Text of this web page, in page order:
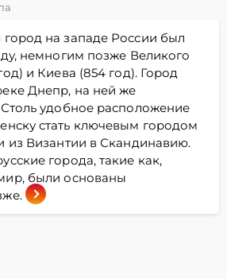
на западе России был
немногим позже Великого
и Киева (854 год). Город
Днепр, на ней же
удобное расположение
стать ключевым городом
из Византии в Скандинавию.
города, такие как,
были основаны